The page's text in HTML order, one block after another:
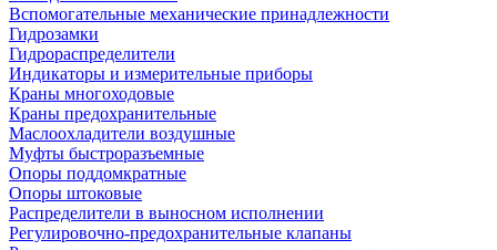
Вспомогательные механические принадлежности
Гидрозамки
Гидрораспределители
Индикаторы и измерительные приборы
Краны многоходовые
Краны предохранительные
Маслоохладители воздушные
Муфты быстроразъемные
Опоры поддомкратные
Опоры штоковые
Распределители в выносном исполнении
Регулировочно-предохранительные клапаны